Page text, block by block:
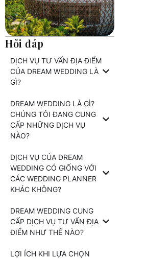
Hỏi đáp
DỊCH VỤ TƯ VẤN ĐỊA ĐIỂM
CỦA DREAM WEDDING LÀ
GÌ?
DREAM WEDDING LÀ GÌ?
CHÚNG TÔI ĐANG CUNG
CẤP NHỮNG DỊCH VỤ
NÀO?
DỊCH VỤ CỦA DREAM
WEDDING CÓ GIỐNG VỚI
CÁC WEDDING PLANNER
KHÁC KHÔNG?
DREAM WEDDING CUNG
CẤP DỊCH VỤ TƯ VẤN ĐỊA
ĐIỂM NHƯ THẾ NÀO?
LỢI ÍCH KHI LỰA CHỌN